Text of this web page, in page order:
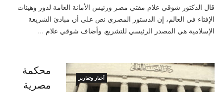
قال الدكتور شوقي علام مفتي مصر ورئيس الأمانة العامة لدور وهيئات
الإفتاء في العالم، إن الدستور المصري نص على أن مبادئ الشريعة
الإسلامية هي المصدر الرئيسي للتشريع. وأضاف شوقي علام …
أخبار وتقارير
محكمة
مصرية